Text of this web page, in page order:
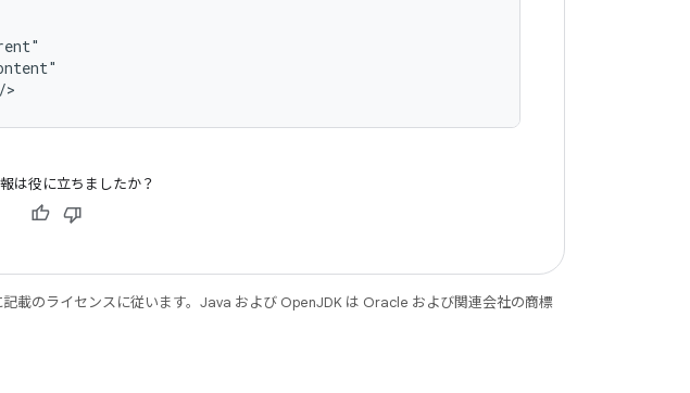
/>
は役に立ちましたか？
記載のライセンスに従います。Java および OpenJDK は Oracle および関連会社の商標